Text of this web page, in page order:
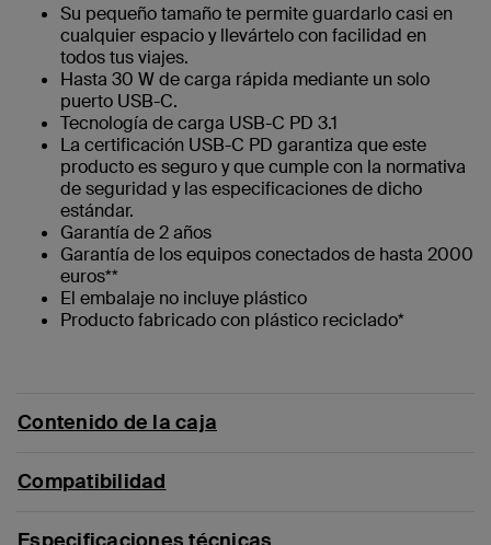
Su pequeño tamaño te permite guardarlo casi en
cualquier espacio y llevártelo con facilidad en
todos tus viajes.
Hasta 30 W de carga rápida mediante un solo
puerto USB-C.
Tecnología de carga USB-C PD 3.1
La certificación USB-C PD garantiza que este
producto es seguro y que cumple con la normativa
de seguridad y las especificaciones de dicho
estándar.
Garantía de 2 años
Garantía de los equipos conectados de hasta 2000
euros**
El embalaje no incluye plástico
Producto fabricado con plástico reciclado*
Contenido de la caja
Compatibilidad